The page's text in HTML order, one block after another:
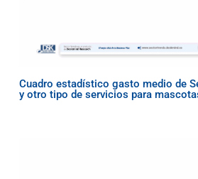
Cuadro estadístico gasto medio de
y otro tipo de servicios para